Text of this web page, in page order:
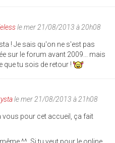
le mer 21/08/2013 à 20h08
! Je sais qu'on ne s'est pas
sur le forum avant 2009... mais
que tu sois de retour !
le mer 21/08/2013 à 21h08
vous pour cet accueil, ça fait